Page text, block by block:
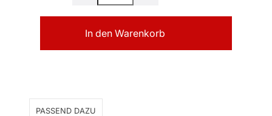
In den Warenkorb
PASSEND DAZU